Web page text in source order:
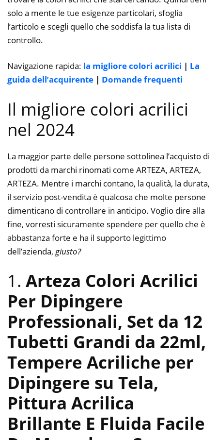
solo a mente le tue esigenze particolari, sfoglia
l’articolo e scegli quello che soddisfa la tua lista di
controllo.
Navigazione rapida: la migliore colori acrilici | La
guida dell’acquirente | Domande frequenti
Il migliore colori acrilici
nel 2024
La maggior parte delle persone sottolinea l’acquisto di
prodotti da marchi rinomati come ARTEZA, ARTEZA,
ARTEZA. Mentre i marchi contano, la qualità, la durata,
il servizio post-vendita è qualcosa che molte persone
dimenticano di controllare in anticipo. Voglio dire alla
fine, vorresti sicuramente spendere per quello che è
abbastanza forte e ha il supporto legittimo
dell’azienda, giusto?
1. Arteza Colori Acrilici
Per Dipingere
Professionali, Set da 12
Tubetti Grandi da 22ml,
Tempere Acriliche per
Dipingere su Tela,
Pittura Acrilica
Brillante E Fluida Facile